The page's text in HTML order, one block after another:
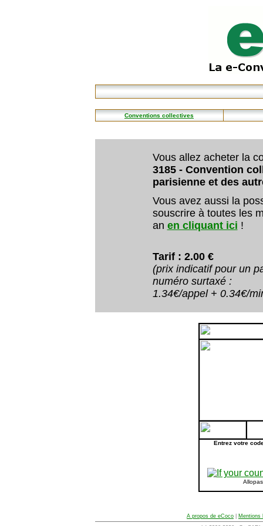
Conventions collectives
Vous allez acheter la
3185 - Convention
parisienne et des
Vous avez aussi la
souscrire à toutes les
an en cliquant ici !
Tarif : 2.00 €
(prix indicatif pour un
numéro surtaxé :
1.34€/appel + 0.34€/
Entrez votre
A propos de eCoco
Mentions